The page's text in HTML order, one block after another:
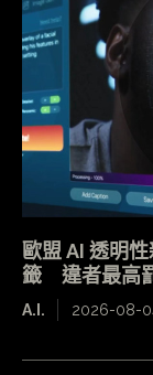
歐盟 AI 透明
籤 違者最高
A.I. 2026-08-